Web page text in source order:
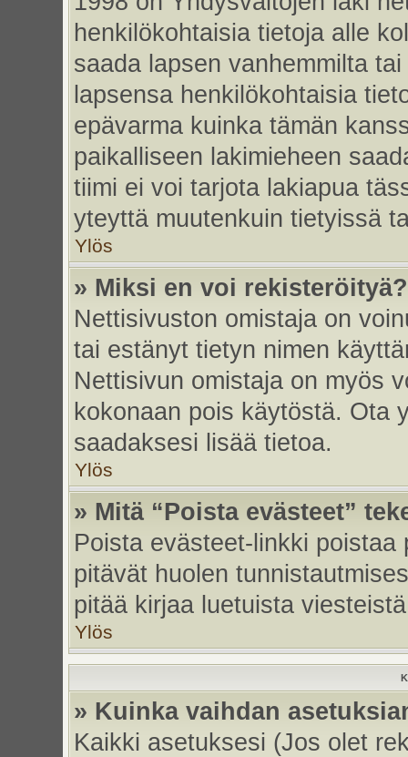
henkilökohtaisia tietoja alle
saada lapsen vanhemmilta
lapsensa henkilökohtaisia
epävarma kuinka tämän
paikalliseen lakimieheen
tiimi ei voi tarjota lakiapua
yteyttä muutenkuin tietyissä
Ylös
» Miksi en voi rekisteröityä?
Nettisivuston omistaja on
tai estänyt tietyn nimen
Nettisivun omistaja on myös
kokonaan pois käytöstä. Ota
saadaksesi lisää tietoa.
Ylös
» Mitä “Poista evästeet”
Poista evästeet-linkki
pitävät huolen
pitää kirjaa luetuista
Ylös
» Kuinka vaihdan
Kaikki asetuksesi (Jos olet